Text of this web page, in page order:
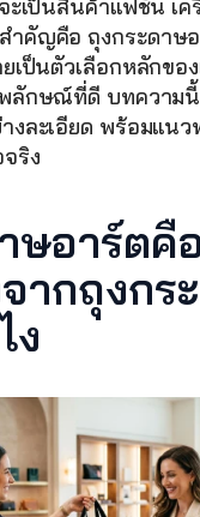
ะเป็นสินค้าแฟชั่น เค
ำคัญคือ ถุงกระดาษอ
ยเป็นตัวเลือกหลักขอ
พลักษณ์ที่ดี บทความ
งละเอียด พร้อมแนว
ริง
ษอาร์ตคื
ากถุงกร
ง